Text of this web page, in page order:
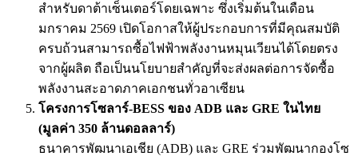
สำหรับดาต้าเซ็นเตอร์โดยเฉพาะ ซึ่งเริ่มต้นในเดือน
มกราคม 2569 เปิดโอกาสให้ผู้ประกอบการที่มีคุณสมบัติ
ครบถ้วนสามารถซื้อไฟฟ้าพลังงานหมุนเวียนได้โดยตรง
จากผู้ผลิต ถือเป็นนโยบายสำคัญที่จะส่งผลต่อการจัดซื้อ
พลังงานสะอาดภาคเอกชนทั่วอาเซียน
โครงการโซลาร์-BESS ของ ADB และ GRE ในไทย
(มูลค่า 350 ล้านดอลลาร์)
ธนาคารพัฒนาเอเชีย (ADB) และ GRE ร่วมพัฒนากองโซ